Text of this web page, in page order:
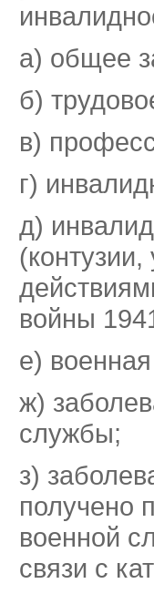
а) общее
б)
в)
г)
д)
войны
е)
ж)
службы;
з)
получено
военной
связи с